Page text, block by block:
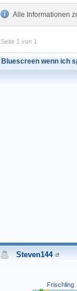
Alle Informationen
Seite 1 von 1
Bluescreen wenn ich
Steven144
Frischling